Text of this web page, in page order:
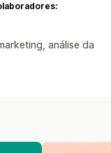
análise da